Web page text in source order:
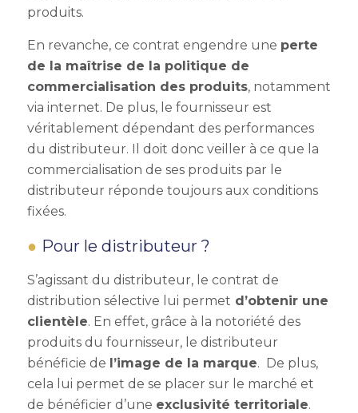
produits.
En revanche, ce contrat engendre une perte
de la maîtrise de la politique de
commercialisation des produits, notamment
via internet. De plus, le fournisseur est
véritablement dépendant des performances
du distributeur. Il doit donc veiller à ce que la
commercialisation de ses produits par le
distributeur réponde toujours aux conditions
fixées.
Pour le distributeur ?
S’agissant du distributeur, le contrat de
distribution sélective lui permet d’obtenir une
clientèle. En effet, grâce à la notoriété des
produits du fournisseur, le distributeur
bénéficie de l’image de la marque. De plus,
cela lui permet de se placer sur le marché et
de bénéficier d’une exclusivité territoriale.